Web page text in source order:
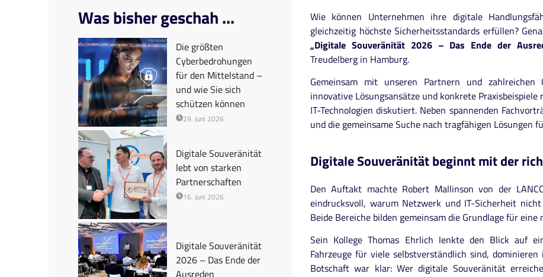
Was bisher geschah ...
Die größten
Cyberbedrohungen
für den Mittelstand –
und wie Sie sich
schützen können
29. Juni 2026
Digitale Souveränität
lebt von starken
Partnerschaften
16. Juni 2026
Digitale Souveränität
2026 – Das Ende der
Ausreden
Wie können Unternehmen ihre digitale
gleichzeitig höchste Sicherheitsstandards erfüllen?
„Digitale Souveränität 2026 – Das Ende der
Treudelberg in Hamburg.
Gemeinsam mit unseren Partnern und
innovative Lösungsansätze und konkrete
IT-Technologien diskutiert. Neben spannenden
und die gemeinsame Suche nach tragfähigen
Digitale Souveränität beginnt mit der
Den Auftakt machte Robert Mallinson von der
eindrucksvoll, warum Netzwerk und IT-Sicherheit
Beide Bereiche bilden gemeinsam die Grundlage für
Sein Kollege Thomas Ehrlich lenkte den Blick auf
Fahrzeuge für viele selbstverständlich sind,
Botschaft war klar: Wer digitale Souveränität